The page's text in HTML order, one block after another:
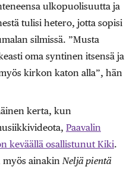
ulkopuolisuutta ja
tulisi hetero, jotta sopisi
silmissä. ”Musta
oma syntinen itsensä ja
kirkon katon alla”, hän
kerta, kun
Paavalin
keväällä osallistunut Kiki.
myös ainakin Neljä pientä